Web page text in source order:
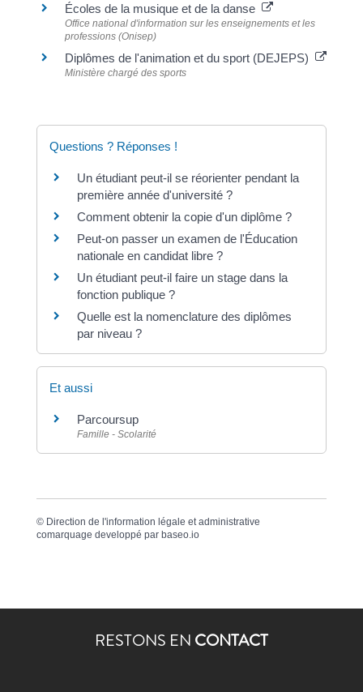
Écoles de la musique et de la danse
Office national d'information sur les enseignements et les
professions (Onisep)
Diplômes de l'animation et du sport (DEJEPS)
Ministère chargé des sports
Questions ? Réponses !
Un étudiant peut-il se réorienter pendant la
première année d'université ?
Comment obtenir la copie d'un diplôme ?
Peut-on passer un examen de l'Éducation
nationale en candidat libre ?
Un étudiant peut-il faire un stage dans la
fonction publique ?
Quelle est la nomenclature des diplômes
par niveau ?
Et aussi
Parcoursup
Famille - Scolarité
© Direction de l'information légale et administrative
comarquage developpé par baseo.io
RESTONS EN CONTACT